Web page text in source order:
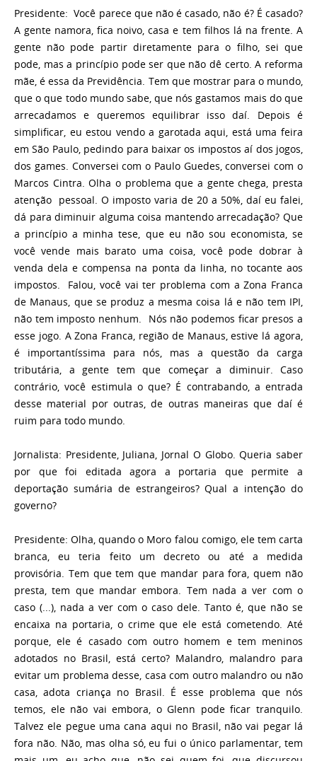
Presidente: Você parece que não é casado, não é? É casado?
A gente namora, fica noivo, casa e tem filhos lá na frente. A
gente não pode partir diretamente para o filho, sei que
pode, mas a princípio pode ser que não dê certo. A reforma
mãe, é essa da Previdência. Tem que mostrar para o mundo,
que o que todo mundo sabe, que nós gastamos mais do que
arrecadamos e queremos equilibrar isso daí. Depois é
simplificar, eu estou vendo a garotada aqui, está uma feira
em São Paulo, pedindo para baixar os impostos aí dos jogos,
dos games. Conversei com o Paulo Guedes, conversei com o
Marcos Cintra. Olha o problema que a gente chega, presta
atenção pessoal. O imposto varia de 20 a 50%, daí eu falei,
dá para diminuir alguma coisa mantendo arrecadação? Que
a princípio a minha tese, que eu não sou economista, se
você vende mais barato uma coisa, você pode dobrar à
venda dela e compensa na ponta da linha, no tocante aos
impostos. Falou, você vai ter problema com a Zona Franca
de Manaus, que se produz a mesma coisa lá e não tem IPI,
não tem imposto nenhum. Nós não podemos ficar presos a
esse jogo. A Zona Franca, região de Manaus, estive lá agora,
é importantíssima para nós, mas a questão da carga
tributária, a gente tem que começar a diminuir. Caso
contrário, você estimula o que? É contrabando, a entrada
desse material por outras, de outras maneiras que daí é
ruim para todo mundo.
Jornalista: Presidente, Juliana, Jornal O Globo. Queria saber
por que foi editada agora a portaria que permite a
deportação sumária de estrangeiros? Qual a intenção do
governo?
Presidente: Olha, quando o Moro falou comigo, ele tem carta
branca, eu teria feito um decreto ou até a medida
provisória. Tem que tem que mandar para fora, quem não
presta, tem que mandar embora. Tem nada a ver com o
caso (...), nada a ver com o caso dele. Tanto é, que não se
encaixa na portaria, o crime que ele está cometendo. Até
porque, ele é casado com outro homem e tem meninos
adotados no Brasil, está certo? Malandro, malandro para
evitar um problema desse, casa com outro malandro ou não
casa, adota criança no Brasil. É esse problema que nós
temos, ele não vai embora, o Glenn pode ficar tranquilo.
Talvez ele pegue uma cana aqui no Brasil, não vai pegar lá
fora não. Não, mas olha só, eu fui o único parlamentar, tem